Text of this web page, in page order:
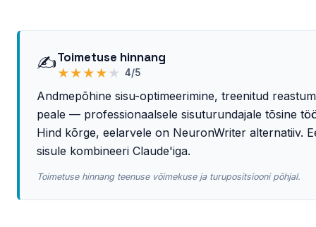
✍️Toimetuse hinnang
★ ★ ★ ★ ★ 4/5
Andmepõhine sisu-optimeerimine, treenitud
peale — professionaalsele sisuturundajale tõsine
Hind kõrge, eelarvele on NeuronWriter alternatiiv.
sisule kombineeri Claude'iga.
Toimetuse hinnang teenuse võimekuse ja turupositsiooni põhjal.